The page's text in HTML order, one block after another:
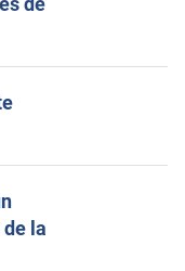
la